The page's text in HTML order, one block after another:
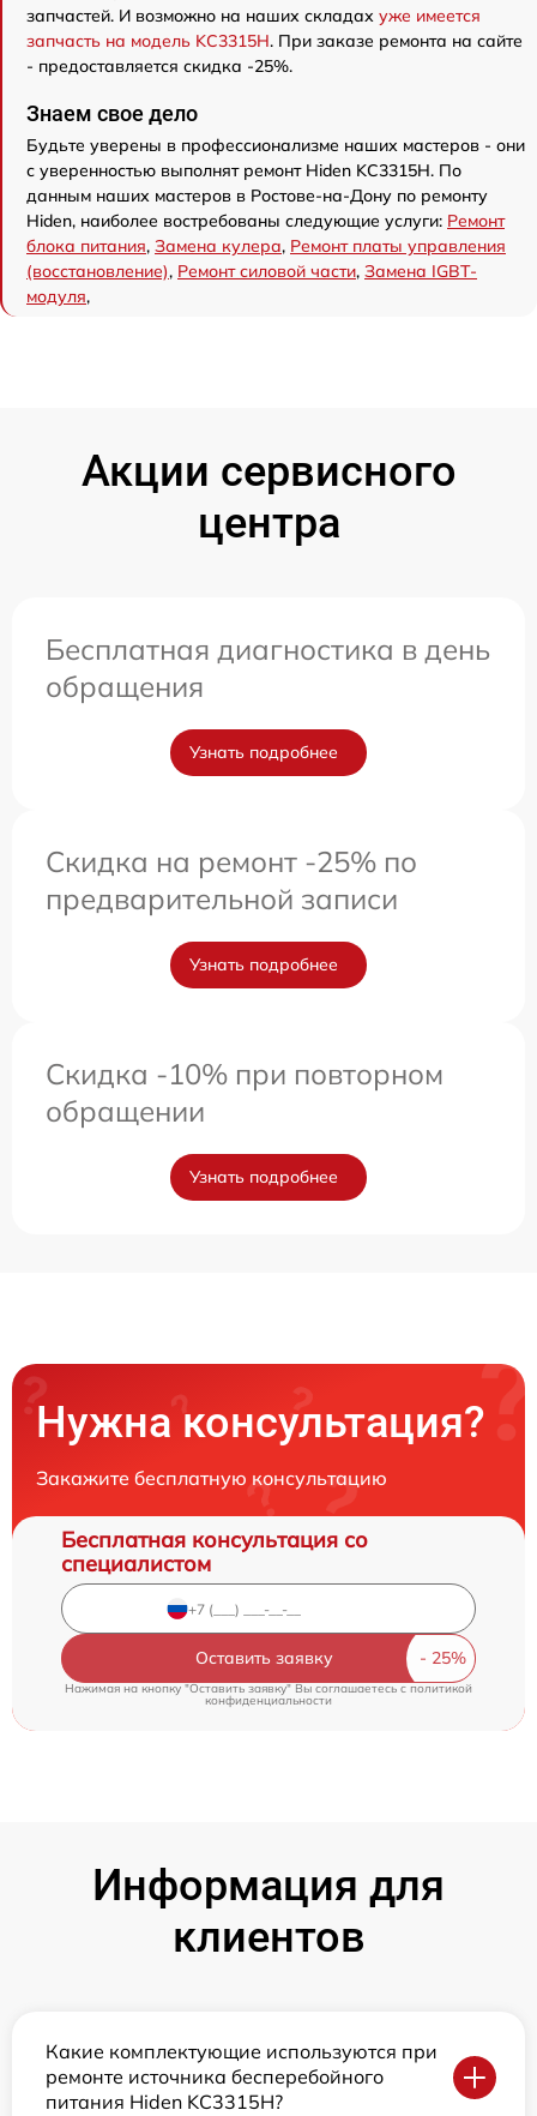
запчастей. И возможно на наших складах уже имеется
запчасть на модель KC3315H. При заказе ремонта на сайте
- предоставляется скидка -25%.
Знаем свое дело
Будьте уверены в профессионализме наших мастеров - они
с уверенностью выполнят ремонт Hiden KC3315H. По
данным наших мастеров в Ростове-на-Дону по ремонту
Hiden, наиболее востребованы следующие услуги: Ремонт
блока питания, Замена кулера, Ремонт платы управления
(восстановление), Ремонт силовой части, Замена IGBT-
модуля,
Акции сервисного
центра
Бесплатная диагностика в день
обращения
Узнать подробнее
Скидка на ремонт -25% по
предварительной записи
Узнать подробнее
Скидка -10% при повторном
обращении
Узнать подробнее
Нужна консультация?
Закажите бесплатную консультацию
Бесплатная консультация со
специалистом
Оставить заявку
Нажимая на кнопку "Оставить заявку" Вы соглашаетесь c политикой
конфиденциальности
Информация для
клиентов
Какие комплектующие используются при
ремонте источника бесперебойного
питания Hiden KC3315H?